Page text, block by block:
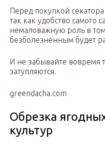
Перед покупкой
так как удобство самого
немаловажную роль в
безболезненным будет
И не забывайте вовремя
затупляются.
greendacha.com
Обрезка
культур